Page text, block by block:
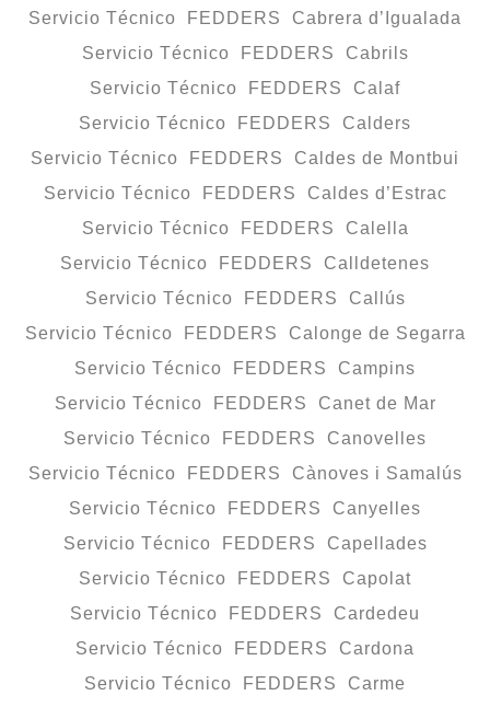
Servicio Técnico FEDDERS Cabrera d’Igualada
Servicio Técnico FEDDERS Cabrils
Servicio Técnico FEDDERS Calaf
Servicio Técnico FEDDERS Calders
Servicio Técnico FEDDERS Caldes de Montbui
Servicio Técnico FEDDERS Caldes d’Estrac
Servicio Técnico FEDDERS Calella
Servicio Técnico FEDDERS Calldetenes
Servicio Técnico FEDDERS Callús
Servicio Técnico FEDDERS Calonge de Segarra
Servicio Técnico FEDDERS Campins
Servicio Técnico FEDDERS Canet de Mar
Servicio Técnico FEDDERS Canovelles
Servicio Técnico FEDDERS Cànoves i Samalús
Servicio Técnico FEDDERS Canyelles
Servicio Técnico FEDDERS Capellades
Servicio Técnico FEDDERS Capolat
Servicio Técnico FEDDERS Cardedeu
Servicio Técnico FEDDERS Cardona
Servicio Técnico FEDDERS Carme